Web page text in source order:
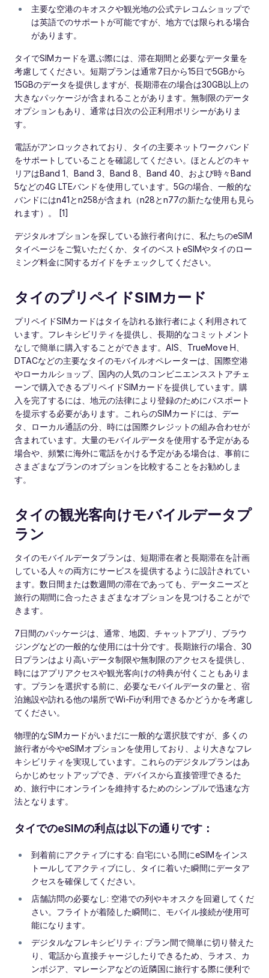
主要な空港のキオスクや観光地の公式テレコムショップで
は英語でのサポートが可能ですが、地方では限られる場合
があります。
タイでSIMカードを選ぶ際には、滞在期間と必要なデータ量を
考慮してください。短期プランは通常7日から15日で5GBから
15GBのデータを提供しますが、長期滞在の場合は30GB以上の
大きなパッケージが含まれることがあります。無制限のデータ
オプションもあり、通常は日次の公正利用ポリシーがありま
す。
電話がアンロックされており、タイの主要ネットワークバンド
をサポートしていることを確認してください。ほとんどのキャ
リアはBand 1、Band 3、Band 8、Band 40、および時々Band
5などの4G LTEバンドを使用しています。5Gの場合、一般的な
バンドにはn41とn258が含まれ（n28とn77の新たな使用も見ら
れます）。 [1]
デジタルオプションを探している旅行者向けに、私たちのeSIM
タイページをご覧いただくか、タイのベストeSIMやタイのロー
ミング料金に関するガイドをチェックしてください。
タイのプリペイドSIMカード
プリペイドSIMカードはタイを訪れる旅行者によく利用されて
います。フレキシビリティを提供し、長期的なコミットメント
なしで簡単に購入することができます。AIS、TrueMove H、
DTACなどの主要なタイのモバイルオペレーターは、国際空港
やローカルショップ、国内の人気のコンビニエンスストアチェ
ーンで購入できるプリペイドSIMカードを提供しています。購
入を完了するには、地元の法律により登録のためにパスポート
を提示する必要があります。これらのSIMカードには、デー
タ、ローカル通話の分、時には国際クレジットの組み合わせが
含まれています。大量のモバイルデータを使用する予定がある
場合や、頻繁に海外に電話をかける予定がある場合は、事前に
さまざまなプランのオプションを比較することをお勧めしま
す。
タイの観光客向けモバイルデータプ
ラン
タイのモバイルデータプランは、短期滞在者と長期滞在を計画
している人々の両方にサービスを提供するように設計されてい
ます。数日間または数週間の滞在であっても、データニーズと
旅行の期間に合ったさまざまなオプションを見つけることがで
きます。
7日間のパッケージは、通常、地図、チャットアプリ、ブラウ
ジングなどの一般的な使用には十分です。長期旅行の場合、30
日プランはより高いデータ制限や無制限のアクセスを提供し、
時にはアプリアクセスや観光客向けの特典が付くこともありま
す。プランを選択する前に、必要なモバイルデータの量と、宿
泊施設や訪れる他の場所でWi-Fiが利用できるかどうかを考慮し
てください。
物理的なSIMカードがいまだに一般的な選択肢ですが、多くの
旅行者が今やeSIMオプションを使用しており、より大きなフレ
キシビリティを実現しています。これらのデジタルプランはあ
らかじめセットアップでき、デバイスから直接管理できるた
め、旅行中にオンラインを維持するためのシンプルで迅速な方
法となります。
タイでのeSIMの利点は以下の通りです：
到着前にアクティブにする: 自宅にいる間にeSIMをインス
トールしてアクティブにし、タイに着いた瞬間にデータア
クセスを確保してください。
店舗訪問の必要なし: 空港での列やキオスクを回避してくだ
さい。フライトが着陸した瞬間に、モバイル接続が使用可
能になります。
デジタルなフレキシビリティ: プラン間で簡単に切り替えた
り、電話から直接チャージしたりできるため、ラオス、カ
ンボジア、マレーシアなどの近隣国に旅行する際に便利で